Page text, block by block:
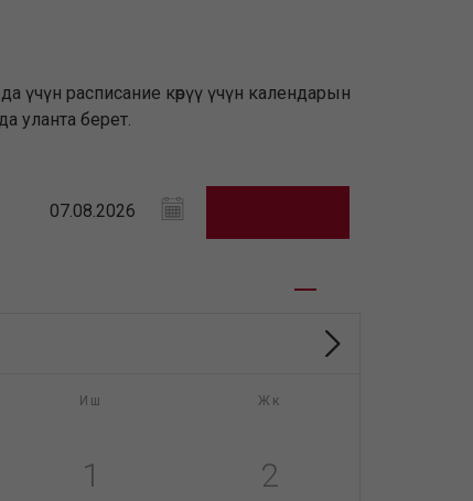
расписание көрүү үчүн календарын
уланта берет.
Иш Жк
1 2